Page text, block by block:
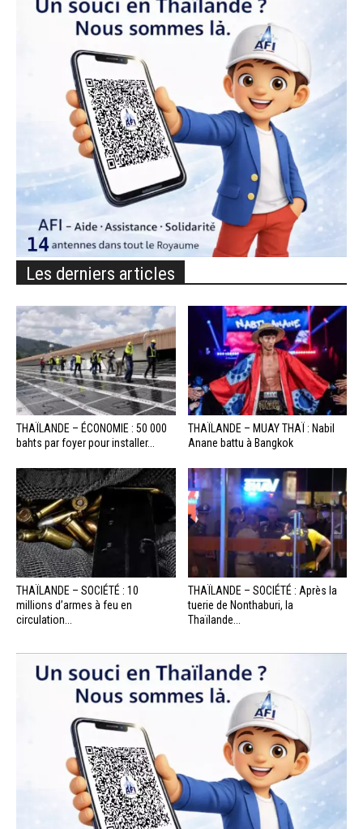
Les derniers articles
THAÏLANDE – ÉCONOMIE : 50 000
bahts par foyer pour installer...
THAÏLANDE – MUAY THAÏ : Nabil
Anane battu à Bangkok
THAÏLANDE – SOCIÉTÉ : 10
millions d’armes à feu en
circulation...
THAÏLANDE – SOCIÉTÉ : Après la
tuerie de Nonthaburi, la
Thaïlande...